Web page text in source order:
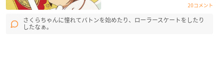
20コメント
さくらちゃんに憧れてバトンを始めたり、ローラースケートをしたり
したなぁ。